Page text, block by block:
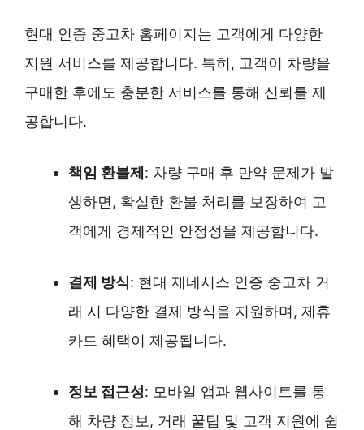
현대 인증 중고차 홈페이지는 고객에게 다양한
지원 서비스를 제공합니다. 특히, 고객이 차량을
구매한 후에도 충분한 서비스를 통해 신뢰를 제
공합니다.
책임 환불제 : 차량 구매 후 만약 문제가 발
생하면, 확실한 환불 처리를 보장하여 고
객에게 경제적인 안정성을 제공합니다.
결제 방식: 현대 제네시스 인증 중고차 거
래 시 다양한 결제 방식을 지원하며, 제휴
카드 혜택이 제공됩니다.
정보 접근성: 모바일 앱과 웹사이트를 통
해 차량 정보, 거래 꿀팁 및 고객 지원에 쉽